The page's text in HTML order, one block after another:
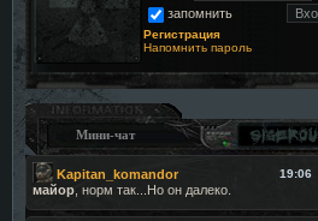
запомнить
Регистрация
Напомнить пароль
Мини-чат